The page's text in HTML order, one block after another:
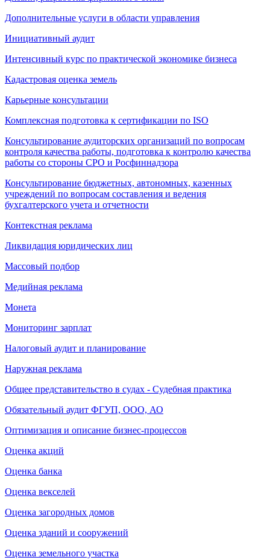
Дополнительные услуги в области управления
Инициативный аудит
Интенсивный курс по практической экономике бизнеса
Кадастровая оценка земель
Карьерные консультации
Комплексная подготовка к сертификации по ISO
Консультирование аудиторских организаций по вопросам
контроля качества работы, подготовка к контролю качества
работы со стороны СРО и Росфиннадзора
Консультирование бюджетных, автономных, казенных
учреждений по вопросам составления и ведения
бухгалтерского учета и отчетности
Контекстная реклама
Ликвидация юридических лиц
Массовый подбор
Медийная реклама
Монета
Мониторинг зарплат
Налоговый аудит и планирование
Наружная реклама
Общее представительство в судах - Судебная практика
Обязательный аудит ФГУП, ООО, АО
Оптимизация и описание бизнес-процессов
Оценка акций
Оценка банка
Оценка векселей
Оценка загородных домов
Оценка зданий и сооружений
Оценка земельного участка